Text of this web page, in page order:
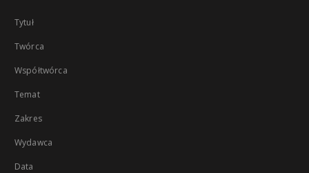
Tytuł
Twórca
Współtwórca
Temat
Zakres
Wydawca
Data